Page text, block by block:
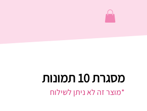
מסגרת 10 תמונות
*מוצר זה לא ניתן לשילוח